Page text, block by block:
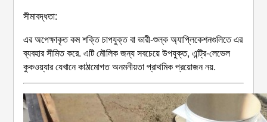
সীমাবদ্ধতা:
এর অপেক্ষাকৃত কম শক্তি চাপযুক্ত বা ভারী-শুল্ক অ্যাপ্লিকেশনগুলিতে এর
ব্যবহার সীমিত করে. এটি মৌলিক জন্য সবচেয়ে উপযুক্ত, এন্ট্রি-লেভেল
কুকওয়্যার যেখানে কাঠামোগত অনমনীয়তা প্রাথমিক প্রয়োজন নয়.